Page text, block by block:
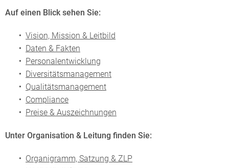
Auf einen Blick sehen Sie:
Vision, Mission & Leitbild
Daten & Fakten
Personalentwicklung
Diversitätsmanagement
Qualitätsmanagement
Compliance
Preise & Auszeichnungen
Unter Organisation & Leitung finden Sie:
Organigramm, Satzung & ZLP